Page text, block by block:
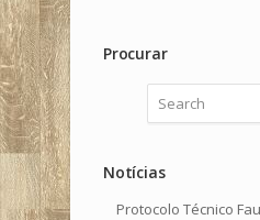
Procurar
Notícias
Protocolo Técnico